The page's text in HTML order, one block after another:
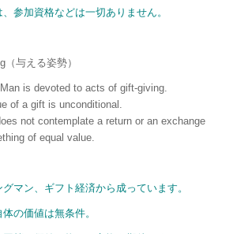
、参加資格などは一切ありません。
与える姿勢）
is devoted to acts of gift-giving.
of a gift is unconditional.
not contemplate a return or an exchange
of equal value.
マン、ギフト経済から成っています。
の価値は無条件。